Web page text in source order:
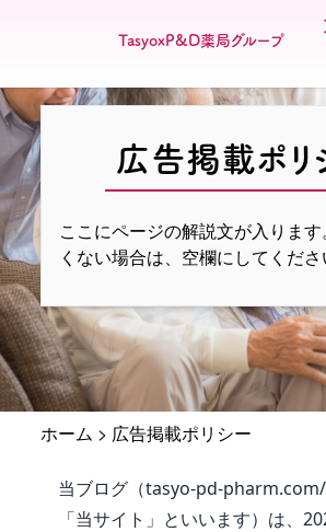
TasyoxP&D薬局グループ
広告掲載ポリ
ここにページの解説文が入りま
くない場合は、空欄にしてくださ
ホーム > 広告掲載ポリシー
広告掲載ポリシー
当ブログ（tasyo-pd-
「当サイト」といいます）は、